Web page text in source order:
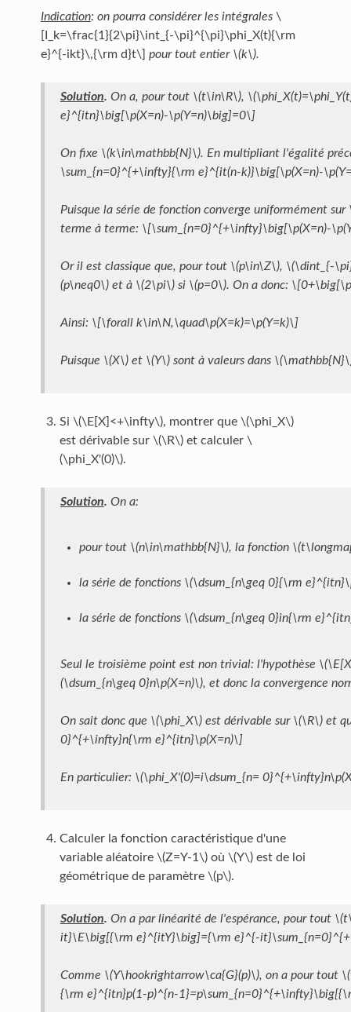
Indication: on pourra considérer les intégrales\
[I_k=\frac{1}{2\pi}\int_{-\pi}^{\pi}\phi_X(t){\rm
e}^{-ikt}\,{\rm d}t\] pour tout entier \(k\).
Solution. On a, pour tout \(t\in\R\),
e}^{itn}\big[\p(X=n)-\p(Y=n)\big]=0\]
On fixe \(k\in\mathbb{N}\). En multipliant l'égalité
\sum_{n=0}^{+\infty}{\rm e}^{it(n-k)}\big[\p(X=n)-
Puisque la série de fonction converge uniformément
terme à terme: \[\sum_{n=0}^{+\infty}\big[\p(X=n)-
Or il est classique que, pour tout \(p\in\Z\), \(\dint_{-
(p\neq0\) et à \(2\pi\) si \(p=0\). On a donc:
Ainsi: \[\forall k\in\N,\quad\p(X=k)=\p(Y=k)\]
Puisque \(X\) et \(Y\) sont à valeurs dans
Si \(\E[X]<+\infty\), montrer que \(\phi_X\)
est dérivable sur \(\R\) et calculer \
(\phi_X'(0)\).
Solution. On a:
pour tout \(n\in\mathbb{N}\), la fonction
la série de fonctions \(\dsum_{n\geq 0}{\rm
la série de fonctions \(\dsum_{n\geq 0}in{\rm
Seul le troisième point est non trivial: l'hypothèse
(\dsum_{n\geq 0}n\p(X=n)\), et donc la convergence
On sait donc que \(\phi_X\) est dérivable sur \(\R\) et
0}^{+\infty}n{\rm e}^{itn}\p(X=n)\]
En particulier: \(\phi_X'(0)=i\dsum_{n=
Calculer la fonction caractéristique d'une
variable aléatoire \(Z=Y-1\) où \(Y\) est de loi
géométrique de paramètre \(p\).
Solution. On a par linéarité de l'espérance, pour
it}\E\big[{\rm e}^{itY}\big]={\rm e}^{-
Comme \(Y\hookrightarrow\ca{G}(p)\), on a pour
{\rm e}^{itn}p(1-p)^{n-